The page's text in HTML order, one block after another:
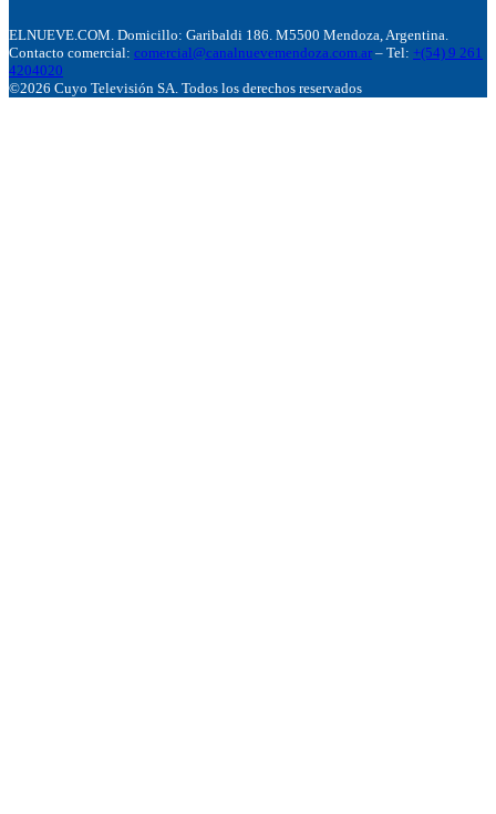
ELNUEVE.COM. Domicillo: Garibaldi 186. M5500 Mendoza, Argentina.
Contacto comercial: comercial@canalnuevemendoza.com.ar – Tel: +(54) 9 261
4204020
©2026 Cuyo Televisión SA. Todos los derechos reservados